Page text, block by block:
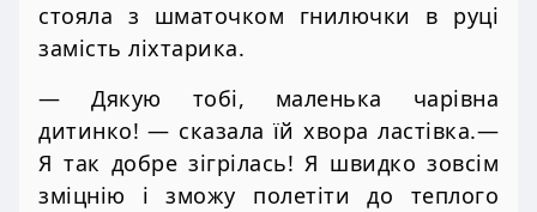
стояла з шматочком гнилючки в руці
замість ліхтарика.
— Дякую тобі, маленька чарівна
дитинко! — сказала їй хвора ластівка.—
Я так добре зігрілась! Я швидко зовсім
зміцнію і зможу полетіти до теплого